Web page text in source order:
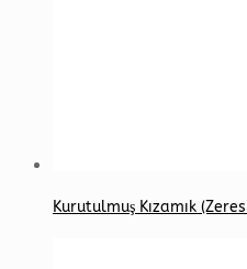
Kurutulmuş Kızamık